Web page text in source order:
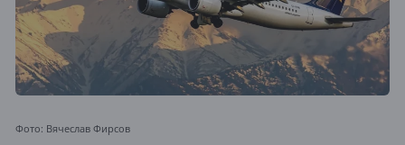
Фото: Вячеслав Фирсов